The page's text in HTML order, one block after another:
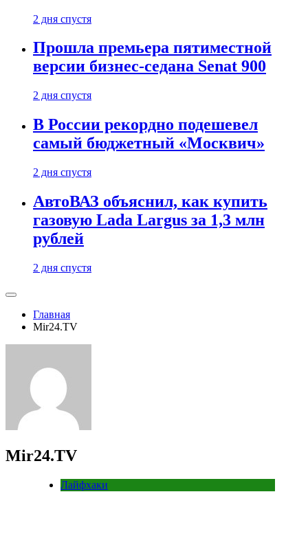
2 дня спустя
Прошла премьера пятиместной
версии бизнес-седана Senat 900
2 дня спустя
В России рекордно подешевел
самый бюджетный «Москвич»
2 дня спустя
АвтоВАЗ объяснил, как купить
газовую Lada Largus за 1,3 млн
рублей
2 дня спустя
Главная
Mir24.TV
Mir24.TV
Лайфхаки